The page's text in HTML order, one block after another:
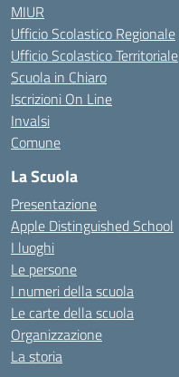
MIUR
Ufficio Scolastico Regionale
Ufficio Scolastico Territoriale
Scuola in Chiaro
Iscrizioni On Line
Invalsi
Comune
La Scuola
Presentazione
Apple Distinguished School
I luoghi
Le persone
I numeri della scuola
Le carte della scuola
Organizzazione
La storia